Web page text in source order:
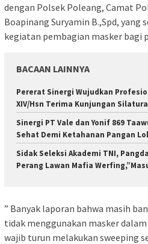
dengan Polsek Poleang, Camat
Boapinang Suryamin B.,Spd, yang
kegiatan pembagian masker bagi
BACAAN LAINNYA
Pererat Sinergi Wujudkan
XIV/Hsn Terima Kunjungan
Sinergi PT Vale dan Yonif 869
Sehat Demi Ketahanan Pangan
Sidak Seleksi Akademi TNI,
Perang Lawan Mafia
” Banyak laporan bahwa masih
tidak menggunakan masker
wajib turun melakukan sweeping